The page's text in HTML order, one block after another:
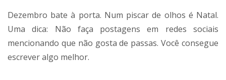
Dezembro bate à porta. Num piscar de olhos é Natal.
Uma dica: Não faça postagens em redes sociais
mencionando que não gosta de passas. Você consegue
escrever algo melhor.